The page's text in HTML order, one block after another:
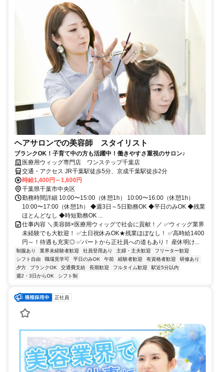
ヘアサロンでの美容師 スタイリスト
ブランクOK！子育て中の方も活躍中！働きやすさ重視のサロン♪
医療用ウィッグ専門店 ワンステップ千葉店
交通・アクセス JR千葉駅徒歩5分、京成千葉駅徒歩2分
時給1,400円～1,600円
千葉県千葉市中央区
勤務時間詳細 10:00〜15:00（休憩1h） 10:00〜16:00（休憩1h）
10:00〜17:00（休憩1h） ◆週3日～5日勤務OK ◆平日のみOK ◆残業
ほとんどなし ◆時短勤務OK ...
仕事内容 ＼美容師×医療用ウィッグで社会に貢献！／ ✅ウィッグ業界
未経験でも大歓迎！ ✅土日祝休みOK★残業ほぼなし！ ✅高時給1400
円～！待遇も充実◎ ✅パートから正社員への道もあり！ 産休明け...
制服あり 業界未経験者歓迎 社員登用あり 主婦・主夫歓迎
フリーター歓迎
シフト自由
職場見学可 平日のみOK 午前 経験者歓迎 有資格者歓迎
研修あり
夕方
ブランクOK 交通費支給 長期歓迎 フルタイム歓迎
駅近5分以内
週2・3日からOK
シフト制
正社員